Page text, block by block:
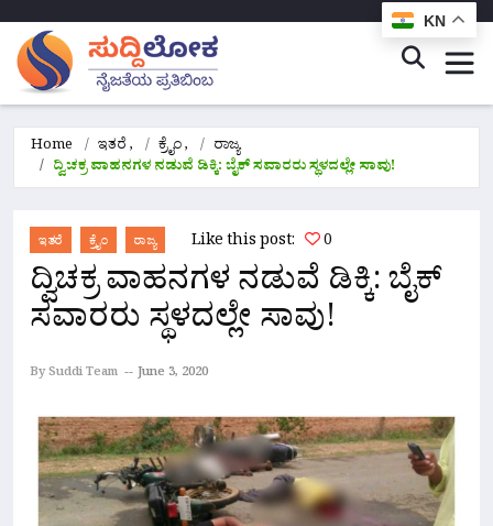
Home ಇತರೆ, ಕ್ರೈಂ,
ರಾಜ್ಯ
ದ್ವಿಚಕ್ರ ವಾಹನಗಳ ನಡುವೆ ಡಿಕ್ಕಿ: ಬೈಕ್ ಸವಾರರು ಸ್ಥಳದಲ್ಲೇ ಸಾವು!
ಇತರೆ ಕ್ರೈಂ ರಾಜ್ಯ Like this post: 0
ದ್ವಿಚಕ್ರ ವಾಹನಗಳ ನಡುವೆ ಡಿಕ್ಕಿ: ಬೈಕ್
ಸವಾರರು ಸ್ಥಳದಲ್ಲೇ ಸಾವು!
By Suddi Team June 3, 2020
KN